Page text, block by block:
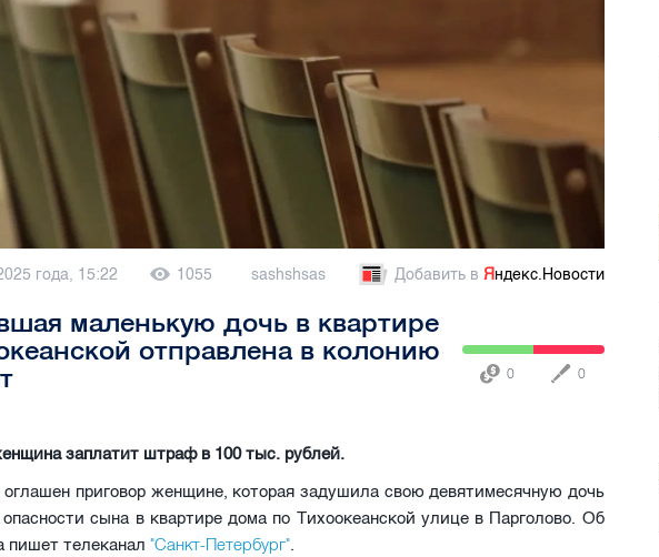
года, 15:22 1055 sashshsas Добавить в Яндекс.Новости
маленькую дочь в квартире
отправлена в колонию
0 0
заплатит штраф в 100 тыс. рублей.
оглашен приговор женщине, которая задушила свою девятимесячную дочь
сына в квартире дома по Тихоокеанской улице в Парголово. Об
пишет телеканал"Санкт-Петербург".